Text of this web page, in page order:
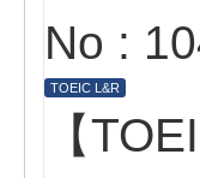
No :
TOEIC L&R
【